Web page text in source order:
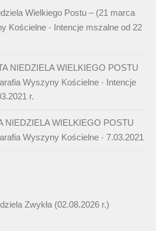
Wielkiego Postu – (21 marca
Kościelne - Intencje mszalne od 22
NIEDZIELA WIELKIEGO POSTU
Wyszyny Kościelne - Intencje
r.
NIEDZIELA WIELKIEGO POSTU
Wyszyny Kościelne - 7.03.2021
Zwykła (02.08.2026 r.)